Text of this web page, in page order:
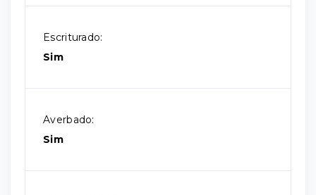
Escriturado:
Sim
Averbado:
Sim